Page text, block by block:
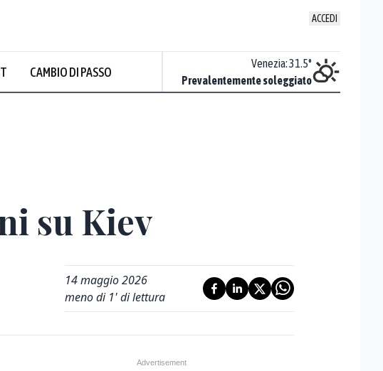
ACCEDI
CAMBIO DI PASSO
Sereno
Venezia:31.5°
Prevalentemente soleggiato
su Kiev
14 maggio 2026
meno di 1' di lettura